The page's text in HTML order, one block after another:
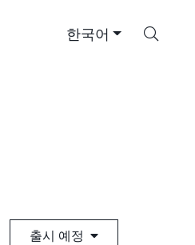
한국어
색
출시 예정